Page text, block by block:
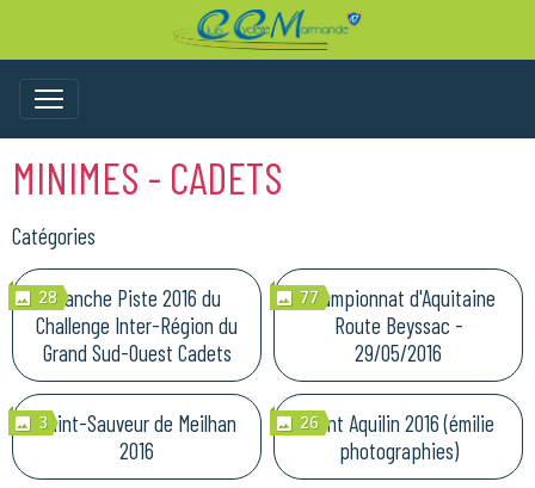
MINIMES - CADETS
Catégories
28Manche Piste 2016 du
Challenge Inter-Région du
Grand Sud-Ouest Cadets
77
Championnat d'Aquitaine
Route Beyssac -
29/05/2016
3
Saint-Sauveur de Meilhan
2016
26
Saint Aquilin 2016 (émilie
photographies)